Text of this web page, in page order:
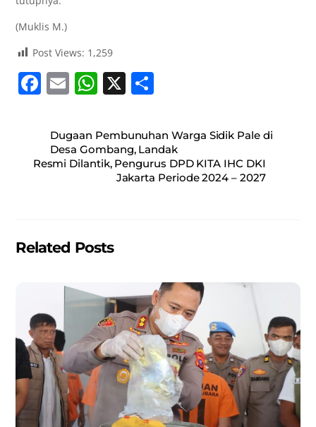
(Muklis M.)
Post Views: 1,259
F
c
e
b
k
E
ai
l
W
at
s
A
X
ar
e
Dugaan Pembunuhan Warga Sidik Pale di
Desa Gombang, Landak
Resmi Dilantik, Pengurus DPD KITA IHC DKI
Jakarta Periode 2024 – 2027
Related Posts